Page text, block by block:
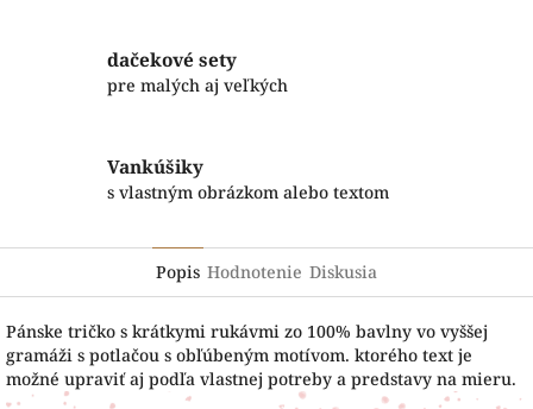
dačekové sety
pre malých aj veľkých
Vankúšiky
s vlastným obrázkom alebo textom
Popis Hodnotenie Diskusia
Pánske tričko s krátkymi rukávmi zo 100% bavlny vo vyššej
gramáži s potlačou s obľúbeným motívom. ktorého text je
možné upraviť aj podľa vlastnej potreby a predstavy na mieru.